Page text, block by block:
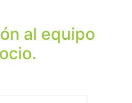
al equipo